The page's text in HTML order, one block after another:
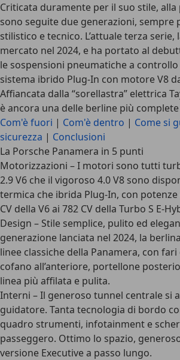
Criticata duramente per il suo stile, alla
sono seguite due generazioni, sempre
stilistico e tecnico. L’attuale terza serie,
mercato nel 2024, e ha portato al
le sospensioni pneumatiche a
sistema ibrido Plug-In con motore V8
Affiancata dalla “sorellastra” elettrica
è ancora una delle berline più
Com'è fuori | Com'è dentro | Come si
sicurezza | Conclusioni
La Porsche Panamera in 5 punti
Motorizzazioni – I motori sono tutti
2.9 V6 che il vigoroso 4.0 V8 sono
termica che ibrida Plug-In, con
CV della V6 ai 782 CV della Turbo S E-
Design – Stile semplice, pulito ed
generazione lanciata nel 2024, la
linee classiche della Panamera, con
cofano all’anteriore, portellone
linea più affilata e pulita.
Interni – Il generoso tunnel centrale si
guidatore. Tanta tecnologia di bordo
quadro strumenti, infotainment e
passeggero. Ottimo lo spazio,
versione Executive a passo lungo.